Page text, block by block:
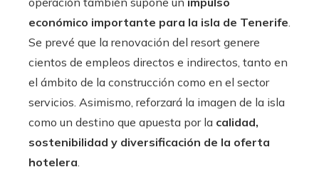
económico importante para la isla de Tenerife.
Se prevé que la renovación del resort genere
cientos de empleos directos e indirectos, tanto en
el ámbito de la construcción como en el sector
servicios. Asimismo, reforzará la imagen de la isla
como un destino que apuesta por la calidad,
sostenibilidad y diversificación de la oferta
hotelera.